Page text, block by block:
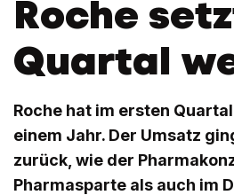
Roche
Quartal
Roche hat im ersten
einem Jahr. Der Umsatz
zurück, wie der
Pharmasparte als auch im